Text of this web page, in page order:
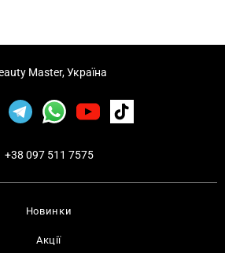
Новинки
Акції
Master, Україна
+38 097 511 7575